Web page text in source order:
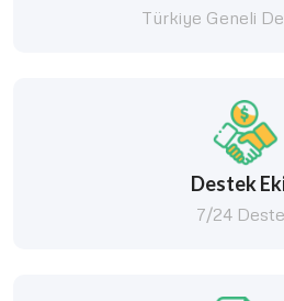
Türkiye Geneli
Destek
7/24